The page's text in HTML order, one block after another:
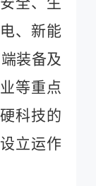
、新能
装备及
等重点
科技的
立运作